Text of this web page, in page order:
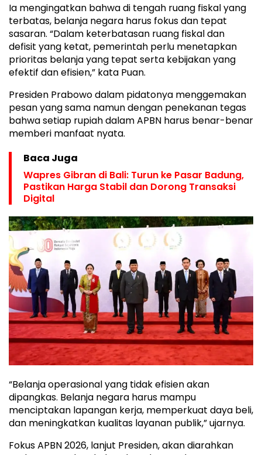
Ia mengingatkan bahwa di tengah ruang fiskal yang
terbatas, belanja negara harus fokus dan tepat
sasaran. “Dalam keterbatasan ruang fiskal dan
defisit yang ketat, pemerintah perlu menetapkan
prioritas belanja yang tepat serta kebijakan yang
efektif dan efisien,” kata Puan.
Presiden Prabowo dalam pidatonya menggemakan
pesan yang sama namun dengan penekanan tegas
bahwa setiap rupiah dalam APBN harus benar-benar
memberi manfaat nyata.
Baca Juga
Wapres Gibran di Bali: Turun ke Pasar Badung,
Pastikan Harga Stabil dan Dorong Transaksi
Digital
“Belanja operasional yang tidak efisien akan
dipangkas. Belanja negara harus mampu
menciptakan lapangan kerja, memperkuat daya beli,
dan meningkatkan kualitas layanan publik,” ujarnya.
Fokus APBN 2026, lanjut Presiden, akan diarahkan